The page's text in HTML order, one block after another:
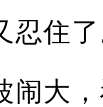
忍住
闹大